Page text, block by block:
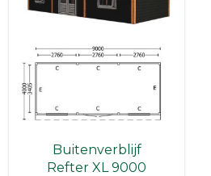
Buitenverblijf
Refter XL 9000